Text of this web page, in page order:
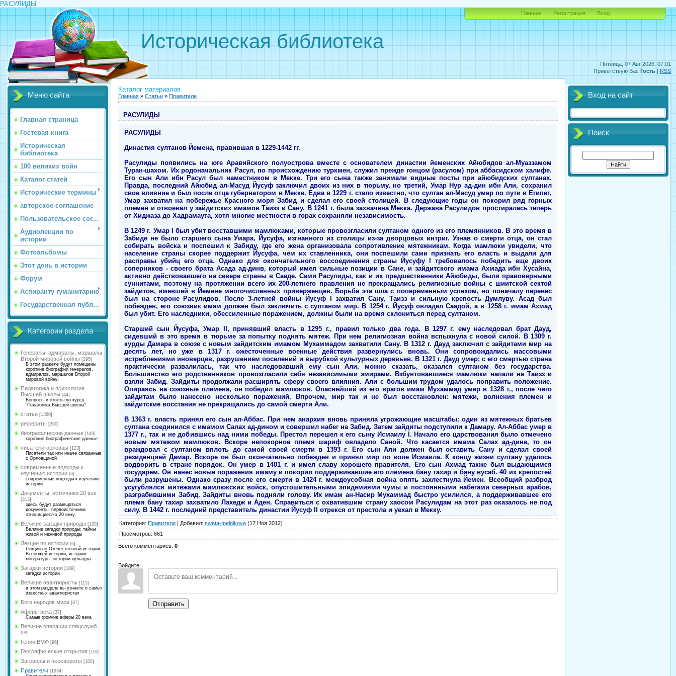
РАСУЛИДЫ
Пятница, 07 Авг 2026, 07:01
Приветствую Вас Гость | RSS
Историческая библиотека
Главная Регистрация Вход
Меню сайта
Главная страница
Гостевая книга
Историческая
библиотека
100 великих войн
Каталог статей
Исторические термины
авторское соглашение
Пользовательское сог...
Аудиолекции по
истории
Фотоальбомы
Этот день в истории
Форум
Аспиранту гуманитарию
Государственная публ...
Категории раздела
Генералы, адмиралы, маршалы
Второй мировой войны [295]
В этом разделе будут помещены
короткие биографии генералов,
адмиралов, маршалов Второй
мировой войны
Педагогика и психология
Высшей школы [44]
Вопросы и ответы по курсу
"Педагогика Высшей школы"
статьи [1360]
рефераты [390]
биографические данные [149]
короткие биографические данные
писатели-орловцы [123]
Писатели так или иначе связанные
с Орловщиной
современные подходы к
изучению истории [6]
современные подходы к изучению
истории
Документы, источники 20 век
[313]
здесь будут размещаться
документы, первоисточники
относящиеся к 20 веку.
Великие загадки природы [120]
Великие загадки природы: тайны
живой и неживой природы
Лекции по истории [6]
Лекции по Отечественной истории,
Всеобщей истории, истории
литературы, истории культуры
Загадки истории [109]
загадки истории
Великие авантюристы [115]
в этом разделе вы узнаете о самых
известных авантюристах
Боги народов мира [87]
Аферы века [37]
Самые громкие аферы 20 века
Великие операции спецслужб
[99]
Гении ВМФ [96]
Географические открытия [102]
Заговоры и перевороты [100]
Правители [1934]
Каталог материалов
Главная » Статьи » Правители
РАСУЛИДЫ
РАСУЛИДЫ
Династия султанов Йемена, правившая в 1229-1442 гг.
Расулиды появились на юге Аравийского полуострова вместе с основателем династии йеменских Айюбидов ал-Муаззамом
Туран-шахом. Их родоначальник Расул, по происхождению туркмен, служил прежде гонцом (расулом) при аббасидском халифе.
Его сын Али ибн Расул был наместником в Мекке. Три его сына также занимали видные посты при айюбидских султанах.
Правда, последний Айюбид ал-Масуд Йусуф заключил двоих из них в тюрьму, но третий, Умар Нур ад-дин ибн Али, сохранил
свое влияние и был после отца губернатором в Мекке. Едва в 1229 г. стало известно, что султан ал-Масуд умер по пути в Египет,
Умар захватил на побережье Красного моря Забид и сделал его своей столицей. В следующие годы он покорил ряд горных
племен и отвоевал у зайдитских имамов Таизз и Сану. В 1241 г. была захвачена Мекка. Держава Расулидов простиралась теперь
от Хиджаза до Хадрамаута, хотя многие местности в горах сохраняли независимость.
В 1249 г. Умар I был убит восставшими мамлюками, которые провозгласили султаном одного из его племянников. В это время в
Забиде не было старшего сына Умара, Йусуфа, изгнанного из столицы из-за дворцовых интриг. Узнав о смерти отца, он стал
собирать войска и поспешил к Забиду, где его жена организовала сопротивление мятежникам. Когда мамлюки увидели, что
население страны скорее поддержит Йусуфа, чем их ставленника, они поспешили сами признать его власть и выдали для
расправы убийц его отца. Однако для окончательного воссоединения страны Йусуфу I требовалось победить еще двоих
соперников - своего брата Асада ад-динв, который имел сильные позиции в Сане, и зайдитского имама Ахмада ибн Хусайна,
активно действовавшего на севере страны в Сааде. Сами Расулиды, как и их предшественники Айюбиды, были правоверными
суннитами, поэтому на протяжении всего их 200-летнего правления не прекращались религиозные войны с шиитской сектой
зайдитов, имевшей в Йемене многочисленных приверженцев. Борьба эта шла с попеременным успехом, но поначалу перевес
был на стороне Расулидов. После 3-летней войны Йусуф I захватил Сану, Таизз и сильную крепость Думлуву. Асад был
побежден, его союзник имам должен был заключить с султаном мир. В 1254 г. Йусуф овладел Саадой, а в 1258 г. имам Ахмад
был убит. Его наследники, обессиленные поражением, должны были на время склониться перед султаном.
Старший сын Йусуфа, Умар II, принявший власть в 1295 г., правил только два года. В 1297 г. ему наследовал брат Дауд,
сидевший в это время в тюрьме за попытку поднять мятеж. При нем религиозная война вспыхнула с новой силой. В 1309 г.
курды Дамара в союзе с новым зайдитским имамом Мухаммадом захватили Сану. В 1312 г. Дауд заключил с зайдитами мир на
десять лет, но уже в 1317 г. ожесточенные военные действия развернулись вновь. Они сопровождались массовыми
истреблениями иноверцев, разрушением поселений и вырубкой культурных деревьев. В 1321 г. Дауд умер; с его смертью страна
практически развалилась, так что наследовавший ему сын Али, можно сказать, оказался султаном без государства.
Большинство его родственников провозгласили себя независимыми эмирами. Взбунтовавшиеся мамлюки напали на Таизз и
взяли Забид. Зайдиты продолжали расширять сферу своего влияния. Али с большим трудом удалось поправить положение.
Опираясь на союзные племена, он победил мамлюков. Опаснейший из его врагов имам Мухаммад умер в 1328 г., после чего
зайдитам было нанесено несколько поражений. Впрочем, мир так и не был восстановлен: мятежи, волнения племен и
зайдитские восстания не прекращались до самой смерти Али.
В 1363 г. власть принял его сын ал-Аббас. При нем анархия вновь приняла угрожающие масштабы: один из мятежных братьев
султана соединился с имамом Салах ад-дином и совершил набег на Забид. Затем зайдиты подступили к Дамару. Ал-Аббас умер в
1377 г., так и не добившись над ними победы. Престол перешел к его сыну Исмаилу I. Начало его царствования было отмечено
новым мятежом мамлюков. Вскоре непокорное племя шариф овладело Саной. Что касается имама Салах ад-дина, то он
враждовал с султаном вплоть до самой своей смерти в 1393 г. Его сын Али должен был оставить Сану и сделал своей
резиденцией Дамар. Вскоре он был окончательно побежден и принял мир по воле Исмаила. К концу жизни султану удалось
водворить в стране порядок. Он умер в 1401 г. и имел славу хорошего правителя. Его сын Ахмад также был выдающимся
государем. Он нанес новые поражения имаму и покорил поддерживавшие его племена бану тахир и бану вусаб. 40 их крепостей
были разрушены. Однако сразу после его смерти в 1424 г. междоусобная война опять захлестнула Йемен. Всеобщий разброд
усугублялся мятежами мамлюкских войск, опустошительными эпидемиями чумы и постоянными набегами северных арабов,
разграбившими Забид. Зайдиты вновь подняли голову. Их имам ан-Насир Мухаммад быстро усилился, а поддерживавшее его
племя бану тахир захватило Лахедж и Аден. Справиться с охватившим страну хаосом Расулидам на этот раз оказалось не под
силу. В 1442 г. последний представитель династии Йусуф II отрекся от престола и уехал в Мекку.
Категория: Правители | Добавил: sweta-melnikova (17 Ноя 2012)
Просмотров: 661
Всего комментариев: 0
Войдите:
Отправить
Вход на сайт
Поиск